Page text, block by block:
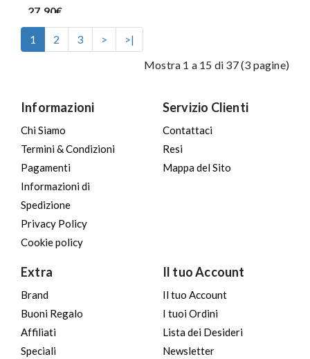
27.90€
1 2 3 >
>|
Mostra 1 a 15 di 37 (3 pagine)
Informazioni
Chi Siamo
Termini & Condizioni
Pagamenti
Informazioni di
Spedizione
Privacy Policy
Cookie policy
Servizio Clienti
Contattaci
Resi
Mappa del Sito
Extra
Brand
Buoni Regalo
Affiliati
Speciali
Il tuo Account
Il tuo Account
I tuoi Ordini
Lista dei Desideri
Newsletter